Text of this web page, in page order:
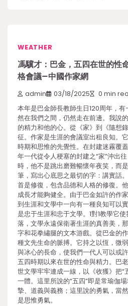
WEATHER
馮驥才：巴金，五四在世的性
格會議–中國作家網
admin 03/18/2025 0 min
本年是巴金師長教師生日120周年，
然在我們之間，仍然走在前邊。我說
的精力和他的心。從《家》到《隨想
征。作家是生涯的會議室出租良知。
時期和思惟的先覺性。在封建迷霧覆
年一代從令人梗塞的封建之“家”沖出
時，他不是跳出磨難暢懷年夜笑，而
筆，寫出心底思之最切的字：講實話
首是修復，包含品德和人格的修復。
成長才能夠健全。由于巴金如許的作
到生涯和文學中一向有一種良知可以
是忠于生涯和忠于文學。1對1教學它
落，文學永遠保衛著生涯的真善美，
字和花拳繡腿的文本游戲。從巴金的
種文先生命的脈搏。它持之以恆，微
與冰心的長命，使我們一代人可以或
五四時期以來在世的性命與精力。巴
世文學牢牢連成一線，以《收獲》把“
一體。這里所說的“五四”即是常瑜伽
摯、道義與義務；這里說的勇氣，當
是思惟勇氣。